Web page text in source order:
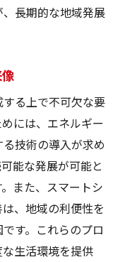
を探る
約
ラ投資
価
強化
域の未来を考え
頼性
長期的な地域発展
る上で不可欠な要
には、エネルギー
技術の導入が求め
能な発展が可能と
また、スマートシ
、地域の利便性を
す。これらのプロ
生活環境を提供